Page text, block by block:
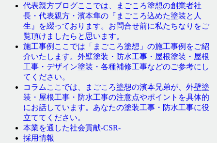
代表親方ブログここでは、まごころ塗想の創業者社
長・代表親方・濱本隼の『まごころ込めた塗装と人
生』を綴っております。お問合せ前に私たちなりをご
覧頂けましたらと思います。
施工事例 ここでは「まごころ塗想」の施工事例をご紹
介いたします。外壁塗装・防水工事・屋根塗装・屋根
工事・デザイン塗装・各種補修工事などのご参考にし
てください。
コラム ここでは、まごころ塗想の濱本兄弟が、外壁塗
装・屋根工事・防水工事の注意点やポイントを具体的
にお話しています。あなたの塗装工事・防水工事に役
立ててください。
本業を通した社会貢献-CSR-
採用情報